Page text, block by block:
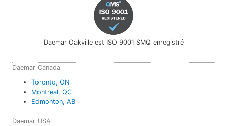
Daemar Oakville est ISO 9001 SMQ enregistré
Daemar Canada
Toronto, ON
Montreal, QC
Edmonton, AB
Daemar USA